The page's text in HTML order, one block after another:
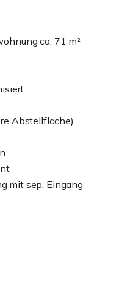
ca. 71 m²
Abstellfläche)
mit sep. Eingang